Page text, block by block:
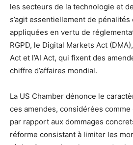
les secteurs de la technologie et
s’agit essentiellement de
appliquées en vertu de
RGPD, le Digital Markets Act
Act et l’AI Act, qui fixent des
chiffre d’affaires mondial.
La US Chamber dénonce le
ces amendes, considérées
par rapport aux dommages
réforme consistant à limiter les